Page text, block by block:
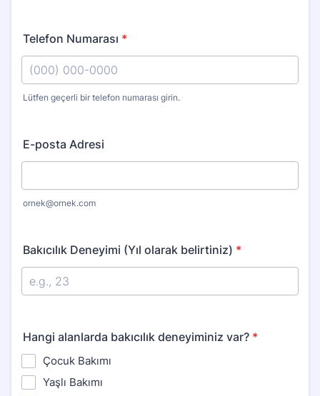
Telefon Numarası *
Lütfen geçerli bir telefon numarası girin.
E-posta Adresi
ornek@ornek.com
Bakıcılık Deneyimi (Yıl olarak belirtiniz) *
Hangi alanlarda bakıcılık deneyiminiz var? *
Çocuk Bakımı
Yaşlı Bakımı